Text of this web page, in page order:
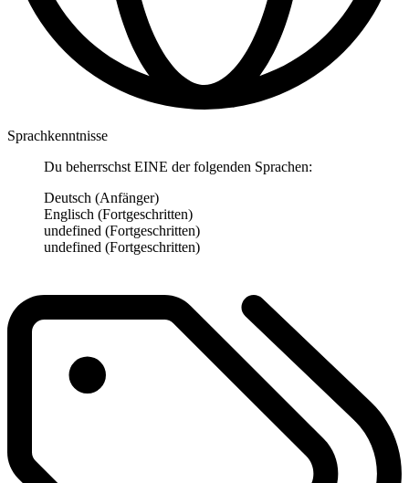
Sprachkenntnisse
Du beherrschst EINE der folgenden Sprachen:
Deutsch (Anfänger)
Englisch (Fortgeschritten)
undefined (Fortgeschritten)
undefined (Fortgeschritten)